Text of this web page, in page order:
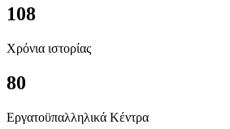
108
Χρόνια ιστορίας
80
Εργατοϋπαλληλικά Κέντρα